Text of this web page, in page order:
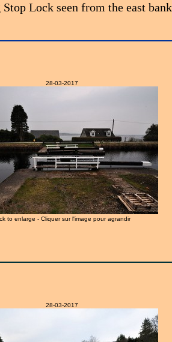
Lock seen from the east
28-03-2017
to enlarge - Cliquer sur l'image pour agrandir
28-03-2017